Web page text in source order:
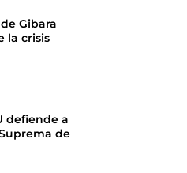
Gibara
la crisis
defiende a
de